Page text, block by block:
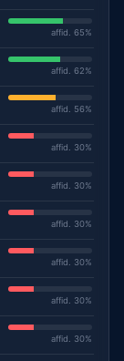
affid. 65%
affid. 62%
affid. 56%
affid. 30%
affid. 30%
affid. 30%
affid. 30%
affid. 30%
affid. 30%